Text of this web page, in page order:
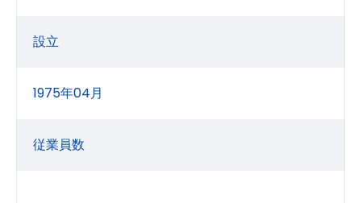
設立
1975年04月
従業員数